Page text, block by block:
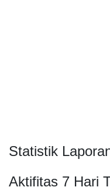
Statistik
Aktifitas 7 Hari